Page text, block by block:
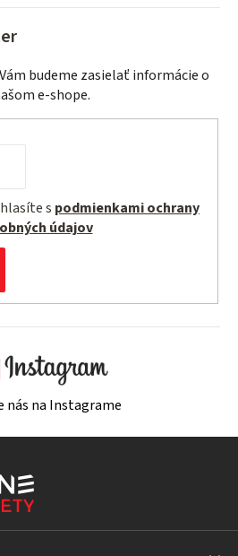
budeme zasielať informácie o
e-shope.
s podmienkami ochrany
údajov
nás na Instagrame